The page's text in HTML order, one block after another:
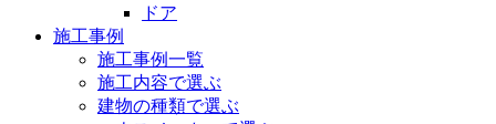
ドア
施工事例
施工事例一覧
施工内容で選ぶ
建物の種類で選ぶ